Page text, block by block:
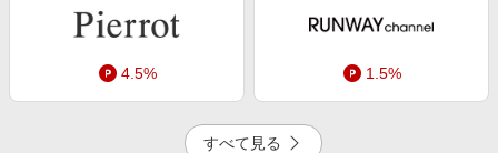
コスメ・健康・医薬品
キッズ・ベビー用品
家電・PC・スマホ・カメラ
新着ストアのご紹介
電子書籍特集
楽天IDでログイン/会員登録
4.5% 1.5%
すべて見る